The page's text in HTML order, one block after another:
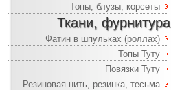
Топы, блузы, корсеты
Ткани, фурнитура
Фатин в шпульках (роллах)
Топы Туту
Повязки Туту
Резиновая нить, резинка, тесьма